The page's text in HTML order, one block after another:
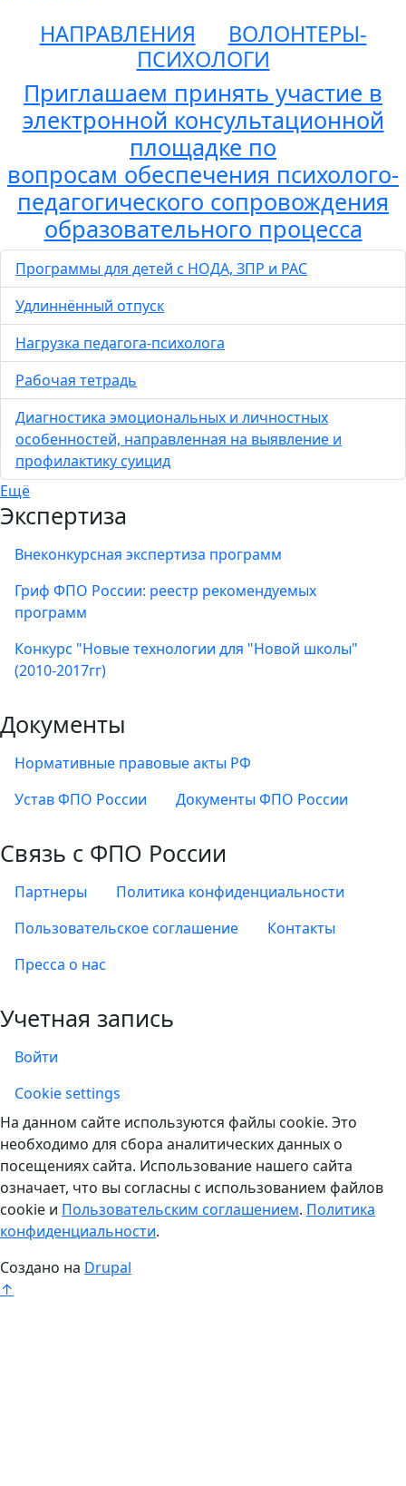
НАПРАВЛЕНИЯ
ВОЛОНТЕРЫ-
ПСИХОЛОГИ
Приглашаем принять участие в
электронной консультационной
площадке по
вопросам обеспечения психолого-
педагогического сопровождения
образовательного процесса
Программы для детей с НОДА, ЗПР и РАС
Удлиннённый отпуск
Нагрузка педагога-психолога
Рабочая тетрадь
Диагностика эмоциональных и личностных
особенностей, направленная на выявление и
профилактику суицид
Ещё
Экспертиза
Внеконкурсная экспертиза программ
Гриф ФПО России: реестр рекомендуемых
программ
Конкурс "Новые технологии для "Новой школы"
(2010-2017гг)
Документы
Нормативные правовые акты РФ
Устав ФПО России
Документы ФПО России
Связь с ФПО России
Партнеры
Политика конфиденциальности
Пользовательское соглашение
Контакты
Пресса о нас
Учетная запись
Войти
Учетная запись
Cookie settings
На данном сайте используются файлы cookie. Это
необходимо для сбора аналитических данных о
посещениях сайта. Использование нашего сайта
означает, что вы согласны с использованием файлов
cookie и Пользовательским соглашением. Политика
конфиденциальности.
Создано на Drupal
↑